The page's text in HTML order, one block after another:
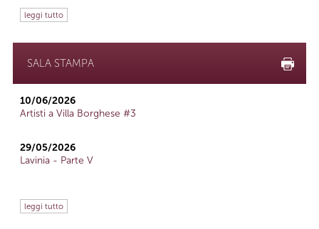
leggi tutto
SALA STAMPA
10/06/2026
Artisti a Villa Borghese #3
29/05/2026
Lavinia - Parte V
leggi tutto